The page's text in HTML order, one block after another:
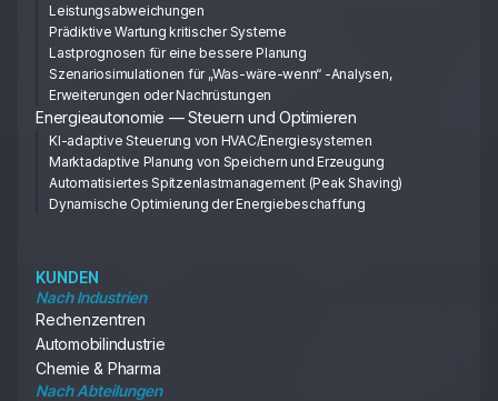
Leistungsabweichungen
Prädiktive Wartung kritischer Systeme
Lastprognosen für eine bessere Planung
Szenariosimulationen für „Was-wäre-wenn“ -Analysen,
Erweiterungen oder Nachrüstungen
Energieautonomie — Steuern und Optimieren
KI-adaptive Steuerung von HVAC/Energiesystemen
Marktadaptive Planung von Speichern und Erzeugung
Automatisiertes Spitzenlastmanagement (Peak Shaving)
Dynamische Optimierung der Energiebeschaffung
KUNDEN
Nach Industrien
Rechenzentren
Automobilindustrie
Chemie & Pharma
Nach Abteilungen